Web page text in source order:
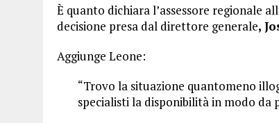
È quanto dichiara l’assessore regionale
decisione presa dal direttore generale,
Aggiunge Leone:
“Trovo la situazione quantomeno
specialisti la disponibilità in modo